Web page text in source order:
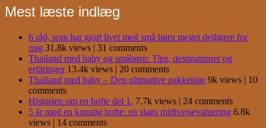
Mest læste indlæg
6 råd, som har gjort livet med små børn meget dejligere for
mig 31.8k views | 31 comments
Thailand med baby og småbørn: Tips, destinationer og
erfaringer 13.4k views | 20 comments
Thailand med baby – Den ultimative pakkeliste 9k views | 10
comments
Historien om en hofte del 1. 7.7k views | 24 comments
5 år med en kunstig hofte: en slags midtvejsevaluering 6.8k
views | 14 comments